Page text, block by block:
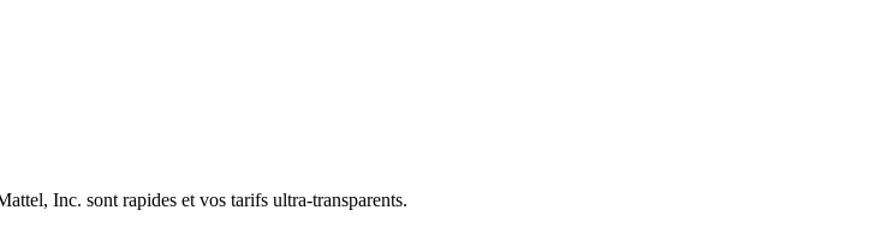
Inc. sont rapides et vos tarifs ultra-transparents.